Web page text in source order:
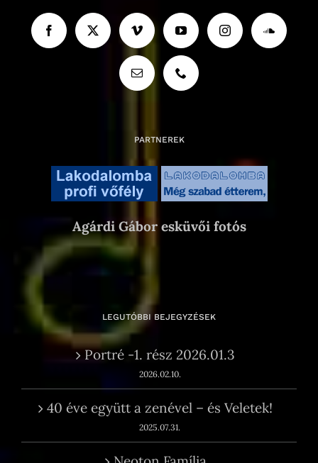
PARTNEREK
Agárdi Gábor esküvői fotós
LEGUTÓBBI BEJEGYZÉSEK
Portré -1. rész 2026.01.3
2026.02.10.
40 éve együtt a zenével – és Veletek!
2025.07.31.